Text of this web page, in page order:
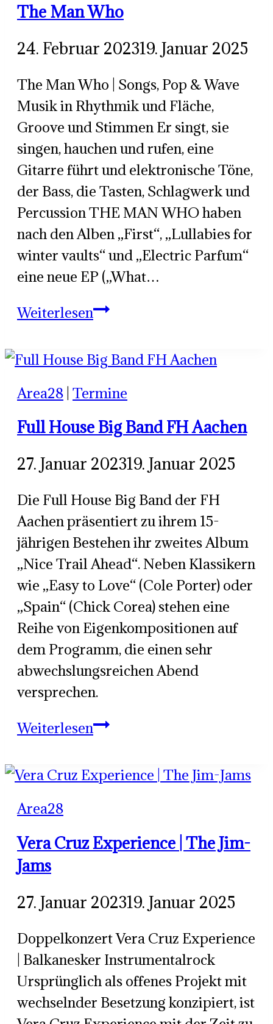
The Man Who
24. Februar 202319. Januar 2025
The Man Who | Songs, Pop & Wave
Musik in Rhythmik und Fläche,
Groove und Stimmen Er singt, sie
singen, hauchen und rufen, eine
Gitarre führt und elektronische Töne,
der Bass, die Tasten, Schlagwerk und
Percussion THE MAN WHO haben
nach den Alben „First“, „Lullabies for
winter vaults“ und „Electric Parfum“
eine neue EP („What…
WeiterlesenJooles
The
Hidden
Tracks
The
Man
Area28 | Termine
Full House Big Band FH Aachen
27. Januar 202319. Januar 2025
Die Full House Big Band der FH
Aachen präsentiert zu ihrem 15-
jährigen Bestehen ihr zweites Album
„Nice Trail Ahead“. Neben Klassikern
wie „Easy to Love“ (Cole Porter) oder
„Spain“ (Chick Corea) stehen eine
Reihe von Eigenkompositionen auf
dem Programm, die einen sehr
abwechslungsreichen Abend
versprechen.
WeiterlesenFull
Big
Band
Aachen
Area28
Vera Cruz Experience | The Jim-
Jams
27. Januar 202319. Januar 2025
Doppelkonzert Vera Cruz Experience
| Balkanesker Instrumentalrock
Ursprünglich als offenes Projekt mit
wechselnder Besetzung konzipiert, ist